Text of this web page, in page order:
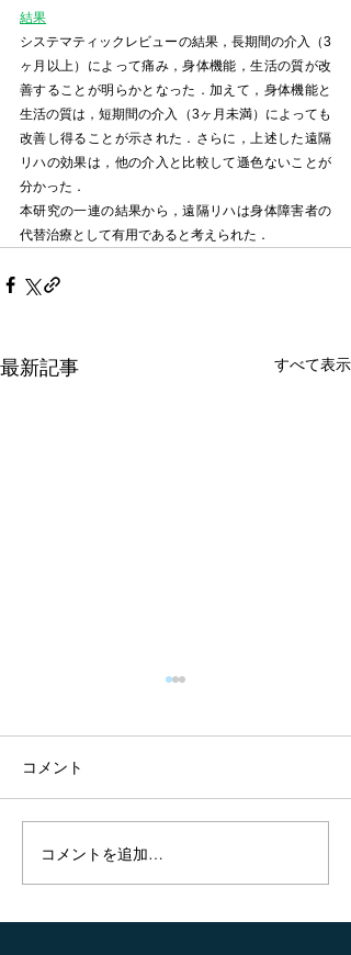
結果
システマティックレビューの結果，長期間の介入（3
ヶ月以上）によって痛み，身体機能，生活の質が改
善することが明らかとなった．加えて，身体機能と
生活の質は，短期間の介入（3ヶ月未満）によっても
改善し得ることが示された．さらに，上述した遠隔
リハの効果は，他の介入と比較して遜色ないことが
分かった．
本研究の一連の結果から，遠隔リハは身体障害者の
代替治療として有用であると考えられた．
最新記事 すべて表示
タイトル： Combination of
and occupational therapy
improve activities of daily
コメント
コメントを追加…